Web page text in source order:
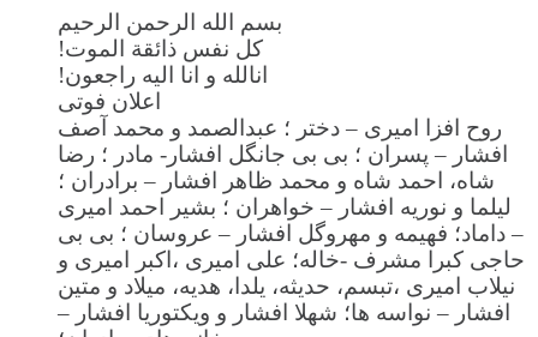
بسم الله الرحمن الرحیم
كل نفس ذائقة الموت!
انالله و انا الیه راجعون!
اعلان فوتی
روح افزا امیری – دختر ؛ عبدالصمد و محمد آصف
افشار – پسران ؛ بی بی جانگل افشار- مادر ؛ رضا
شاه، احمد شاه و محمد ظاهر افشار – برادران ؛
لیلما و نوریه افشار – خواهران ؛ بشیر احمد امیری
– داماد؛ فهیمه و مهروگل افشار – عروسان ؛ بی بی
حاجی کبرا مشرف -خاله؛ علی امیری ،اکبر امیری و
نیلاب امیری ،تبسم، حدیثه، یلدا، هدیه، میلاد و متین
افشار – نواسه ها؛ شهلا افشار و ویکتوریا افشار –